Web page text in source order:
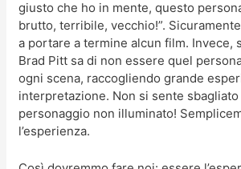
giusto che ho in mente, questo
brutto, terribile, vecchio!”.
a portare a termine alcun film. Invece,
Brad Pitt sa di non essere quel
ogni scena, raccogliendo grande
interpretazione. Non si sente
personaggio non illuminato!
l’esperienza.